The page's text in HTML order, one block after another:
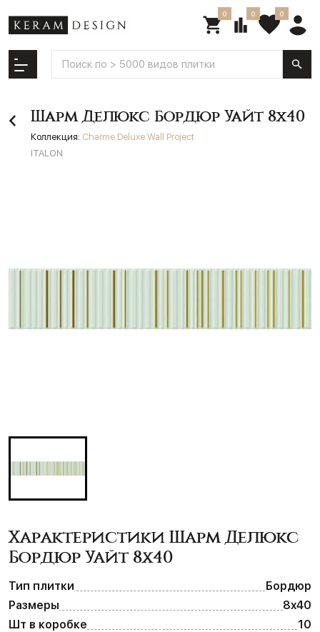
0 0 0
Шарм Делюкс Бордюр Уайт 8х40
Коллекция: Charme Deluxe Wall Project
ITALON
Характеристики Шарм Делюкс
Бордюр Уайт 8х40
Тип плитки
Бордюр
Размеры
8х40
Шт в коробке
10